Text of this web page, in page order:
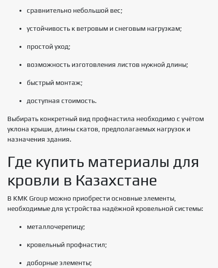
сравнительно небольшой вес;
устойчивость к ветровым и снеговым нагрузкам;
простой уход;
возможность изготовления листов нужной длины;
быстрый монтаж;
доступная стоимость.
Выбирать конкретный вид профнастила необходимо с учётом
уклона крыши, длины скатов, предполагаемых нагрузок и
назначения здания.
Где купить материалы для
кровли в Казахстане
В KMK Group можно приобрести основные элементы,
необходимые для устройства надёжной кровельной системы:
металлочерепицу;
кровельный профнастил;
доборные элементы;